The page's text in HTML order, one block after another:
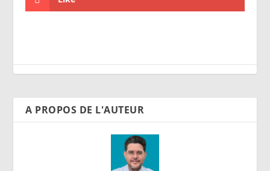
A PROPOS DE L'AUTEUR